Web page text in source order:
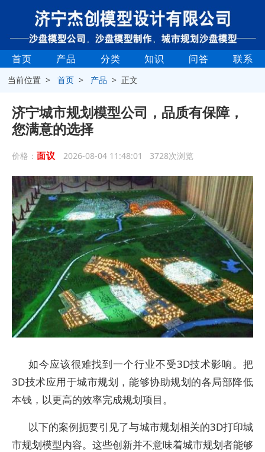
首页 产品 分类 知识 问答 联系
当前位置 >首页 > 产品 > 正文
济宁城市规划模型公司，品质有保障，
您满意的选择
价格： 面议 2026-08-04 11:48:01 3728次浏览
如今应该很难找到一个行业不受3D技术影响。把
3D技术应用于城市规划，能够协助规划的各局部降低
本钱，以更高的效率完成规划项目。
以下的案例扼要引见了与城市规划相关的3D打印城
市规划模型内容。这些创新并不意味着城市规划者能够